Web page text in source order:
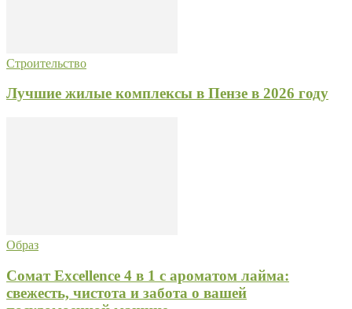
Строительство
Лучшие жилые комплексы в Пензе в 2026 году
Образ
Сомат Excellence 4 в 1 с ароматом лайма:
свежесть, чистота и забота о вашей